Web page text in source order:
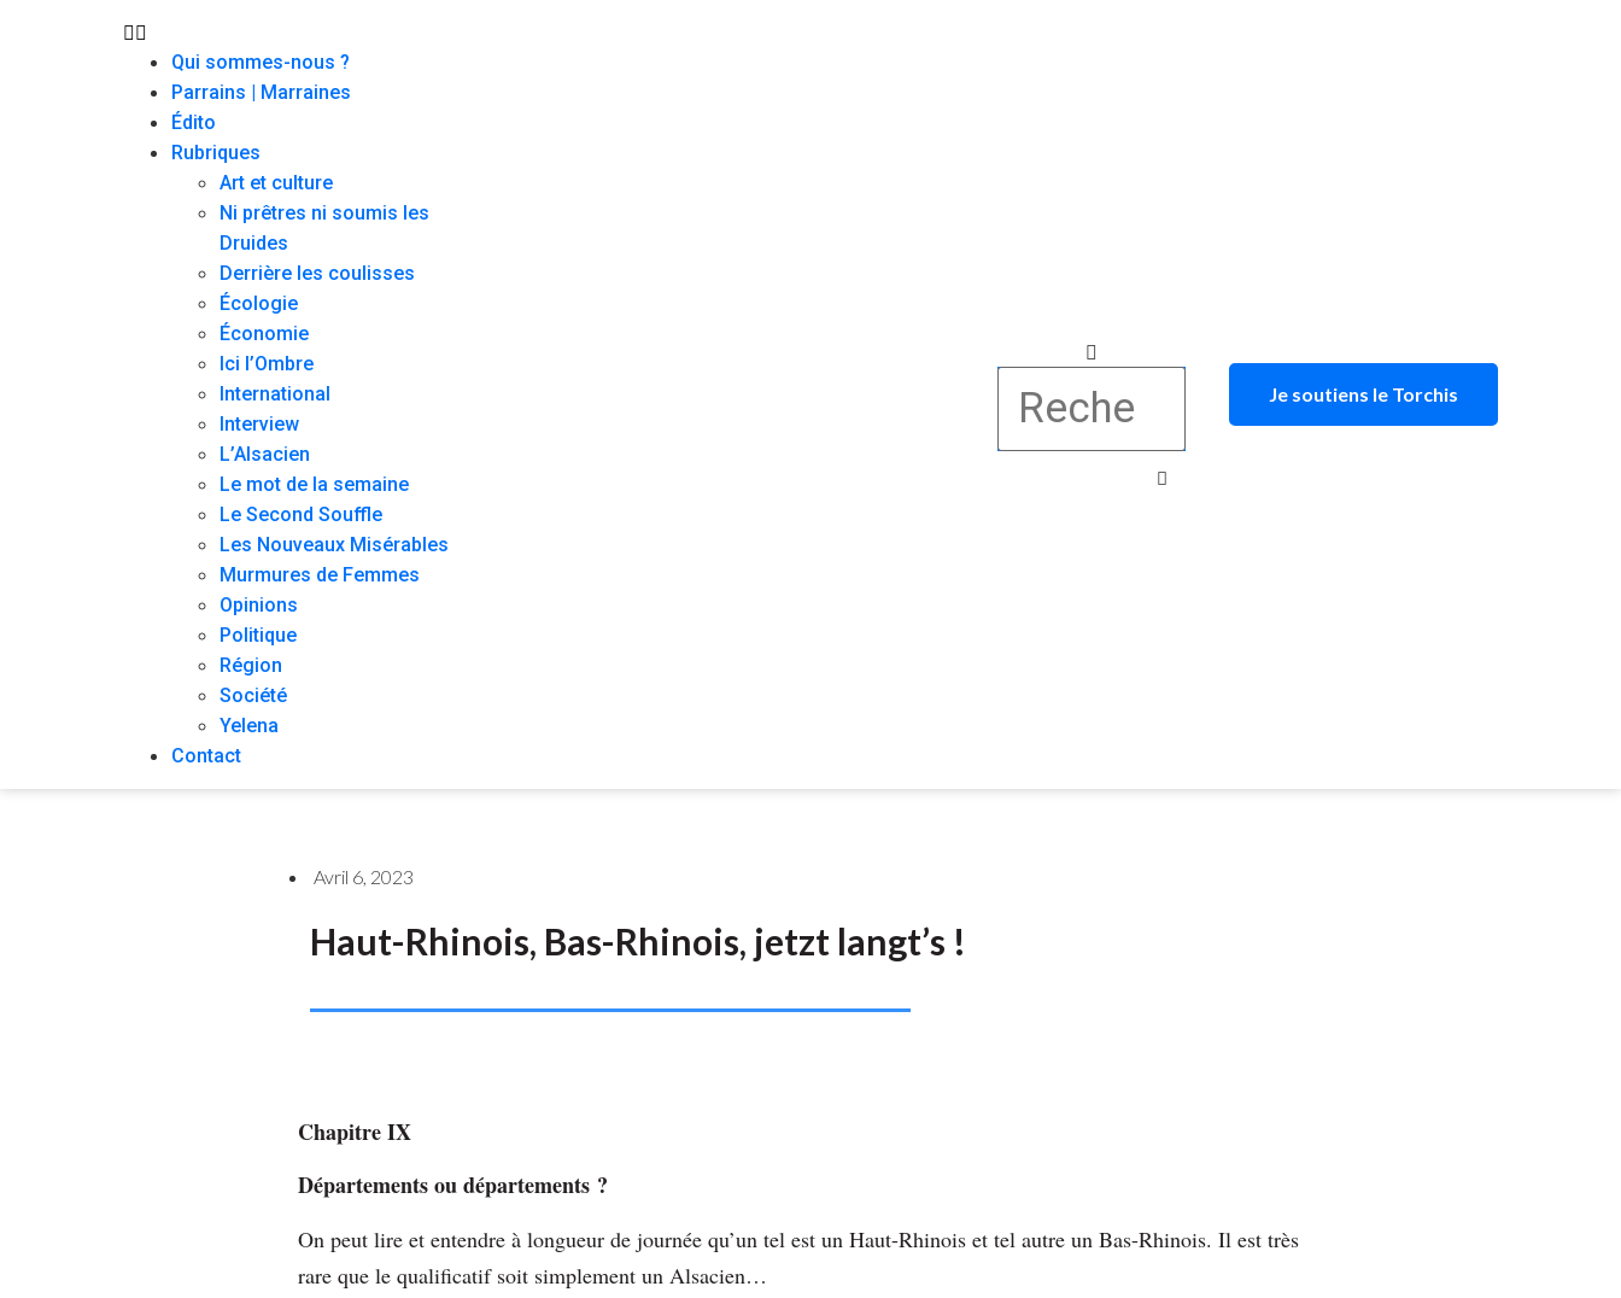
Qui sommes-nous ?
Parrains | Marraines
Édito
Rubriques
Art et culture
Ni prêtres ni soumis les
Druides
Derrière les coulisses
Écologie
Économie
Ici l’Ombre
International
Interview
L’Alsacien
Le mot de la semaine
Le Second Souffle
Les Nouveaux Misérables
Murmures de Femmes
Opinions
Politique
Région
Société
Yelena
Contact
Je soutiens le Torchis
Avril 6, 2023
Haut-Rhinois, Bas-Rhinois, jetzt langt’s !
Chapitre IX
Départements ou départements ?
On peut lire et entendre à longueur de journée qu’un tel est un Haut-Rhinois et tel autre un Bas-Rhinois. Il est très
rare que le qualificatif soit simplement un Alsacien…